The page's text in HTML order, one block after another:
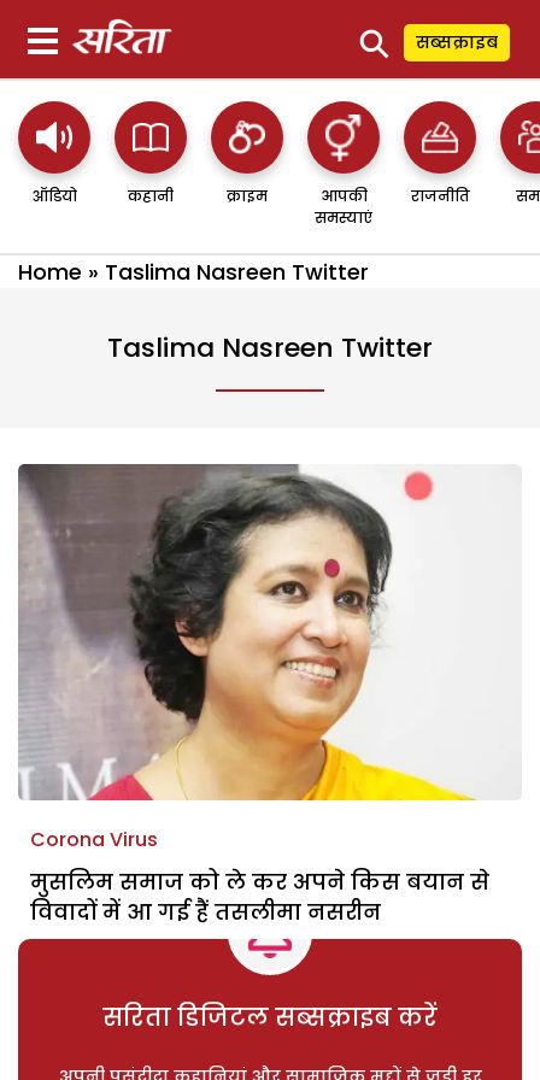
⚲ सब्सक्राइब
ऑडियो कहानी क्राइम
आपकी
समस्याएं
राजनीति
Home » Taslima Nasreen Twitter
Taslima Nasreen Twitter
Corona Virus
मुसलिम समाज को ले कर अपने किस बयान से
विवादों में आ गई हैं तसलीमा नसरीन
सरिता डिजिटल सब्सक्राइब करें